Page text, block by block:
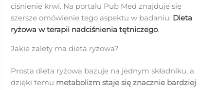
ciśnienie krwi. Na portalu Pub Med znajduje się
szersze omówienie tego aspektu w badaniu: Dieta
ryżowa w terapii nadciśnienia tętniczego.
Jakie zalety ma dieta ryżowa?
Prosta dieta ryżowa bazuje na jednym składniku, a
dzięki temu metabolizm staje się znacznie bardziej